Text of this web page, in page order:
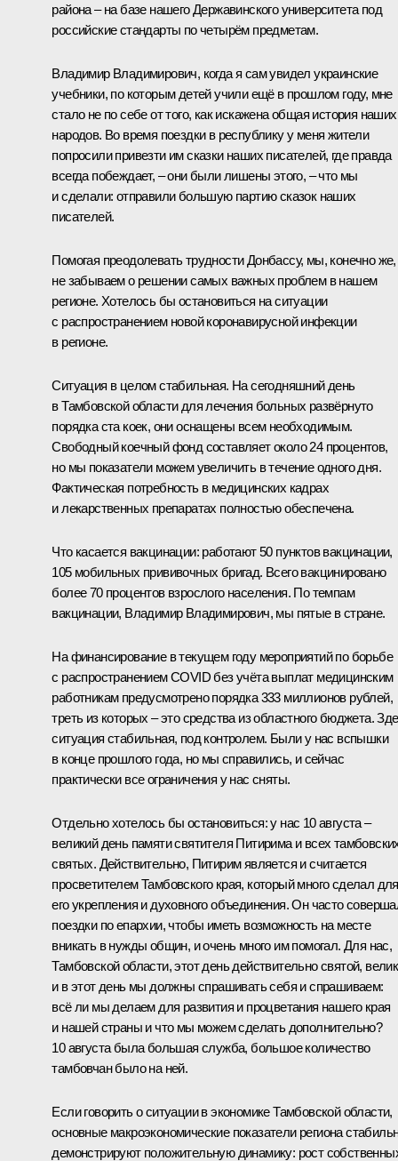
района – на базе нашего Державинского университета под
российские стандарты по четырём предметам.
Владимир Владимирович, когда я сам увидел украинские
учебники, по которым детей учили ещё в прошлом году, мне
стало не по себе от того, как искажена общая история наших
народов. Во время поездки в республику у меня жители
попросили привезти им сказки наших писателей, где правда
всегда побеждает, – они были лишены этого, – что мы
и сделали: отправили большую партию сказок наших
писателей.
Помогая преодолевать трудности Донбассу, мы, конечно же,
не забываем о решении самых важных проблем в нашем
регионе. Хотелось бы остановиться на ситуации
с распространением новой коронавирусной инфекции
в регионе.
Ситуация в целом стабильная. На сегодняшний день
в Тамбовской области для лечения больных развёрнуто
порядка ста коек, они оснащены всем необходимым.
Свободный коечный фонд составляет около 24 процентов,
но мы показатели можем увеличить в течение одного дня.
Фактическая потребность в медицинских кадрах
и лекарственных препаратах полностью обеспечена.
Что касается вакцинации: работают 50 пунктов вакцинации,
105 мобильных прививочных бригад. Всего вакцинировано
более 70 процентов взрослого населения. По темпам
вакцинации, Владимир Владимирович, мы пятые в стране.
На финансирование в текущем году мероприятий по борьбе
с распространением COVID без учёта выплат медицинским
работникам предусмотрено порядка 333 миллионов рублей,
треть из которых – это средства из областного бюджета.
ситуация стабильная, под контролем. Были у нас вспышки
в конце прошлого года, но мы справились, и сейчас
практически все ограничения у нас сняты.
Отдельно хотелось бы остановиться: у нас 10 августа –
великий день памяти святителя Питирима и всех
святых. Действительно, Питирим является и считается
просветителем Тамбовского края, который много сделал для
его укрепления и духовного объединения. Он часто
поездки по епархии, чтобы иметь возможность на месте
вникать в нужды общин, и очень много им помогал. Для нас,
Тамбовской области, этот день действительно святой,
и в этот день мы должны спрашивать себя и спрашиваем:
всё ли мы делаем для развития и процветания нашего края
и нашей страны и что мы можем сделать дополнительно?
10 августа была большая служба, большое количество
тамбовчан было на ней.
Если говорить о ситуации в экономике Тамбовской области,
основные макроэкономические показатели региона
демонстрируют положительную динамику: рост